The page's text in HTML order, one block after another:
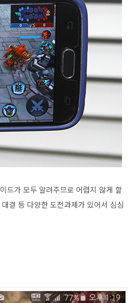
드가 모두 알려주므로 어렵지 않게 할
결 등 다양한 도전과제가 있어서 심심